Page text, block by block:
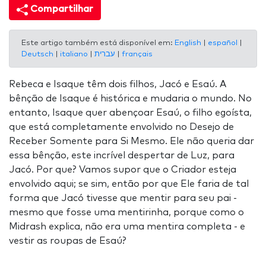
Compartilhar
Este artigo também está disponível em: English español
Deutsch
italiano français
Rebeca e Isaque têm dois filhos, Jacó e Esaú. A
bênção de Isaque é histórica e mudaria o mundo. No
entanto, Isaque quer abençoar Esaú, o filho egoísta,
que está completamente envolvido no Desejo de
Receber Somente para Si Mesmo. Ele não queria dar
essa bênção, este incrível despertar de Luz, para
Jacó. Por que? Vamos supor que o Criador esteja
envolvido aqui; se sim, então por que Ele faria de tal
forma que Jacó tivesse que mentir para seu pai -
mesmo que fosse uma mentirinha, porque como o
Midrash explica, não era uma mentira completa - e
vestir as roupas de Esaú?